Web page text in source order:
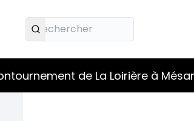
de La Loirière à